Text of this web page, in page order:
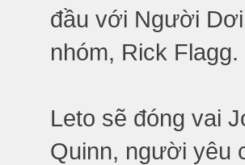
đầu với Người
nhóm, Rick Flagg.
Leto sẽ đóng vai
Quinn, người yêu